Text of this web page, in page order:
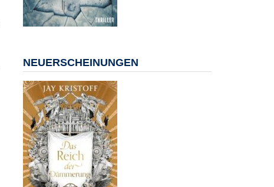
NEUERSCHEINUNGEN